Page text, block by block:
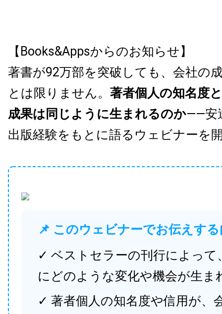
【Books&Appsからのお知らせ】
著書が92万部を突破しても、会社の
とは限りません。 著者個人の知名度
成果は同じように生まれるのか——安
出版経験をもとに語るウェビナーを
📌 このウェビナーでお伝えす
✓ ベストセラーの刊行によって
にどのような変化や機会が生ま
✓ 著者個人の知名度や信用が、